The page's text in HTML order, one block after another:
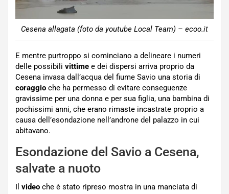
Cesena allagata (foto da youtube Local Team) – ecoo.it
E mentre purtroppo si cominciano a delineare i numeri
delle possibili vittime e dei dispersi arriva proprio da
Cesena invasa dall’acqua del fiume Savio una storia di
coraggio che ha permesso di evitare conseguenze
gravissime per una donna e per sua figlia, una bambina di
pochissimi anni, che erano rimaste incastrate proprio a
causa dell’esondazione nell’androne del palazzo in cui
abitavano.
Esondazione del Savio a Cesena,
salvate a nuoto
Il video che è stato ripreso mostra in una manciata di